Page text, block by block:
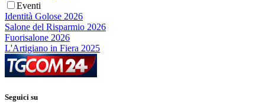
Eventi
Identità Golose 2026
Salone del Risparmio 2026
Fuorisalone 2026
L'Artigiano in Fiera 2025
Seguici su